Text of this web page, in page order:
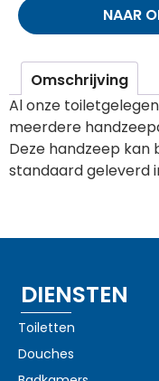
NAAR
Omschrijving
Al onze
meerdere
Deze handzeep kan
standaard geleverd
DIENSTEN
Toiletten
Douches